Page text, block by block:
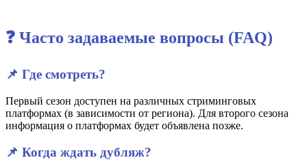
❓ Часто задаваемые вопросы (FAQ)
📌 Где смотреть?
Первый сезон доступен на различных стриминговых
платформах (в зависимости от региона). Для второго сезона
информация о платформах будет объявлена позже.
📌 Когда ждать дубляж?